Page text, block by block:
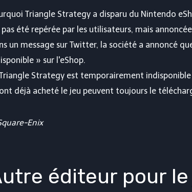
Triangle Strategy a disparu du Nintendo
pas été repérée par les utilisateurs, mais
un message sur Twitter, la société a annoncé
» sur l'eShop.
Strategy est temporairement
ont déjà acheté le jeu peuvent toujours le
Enix
éditeur pour